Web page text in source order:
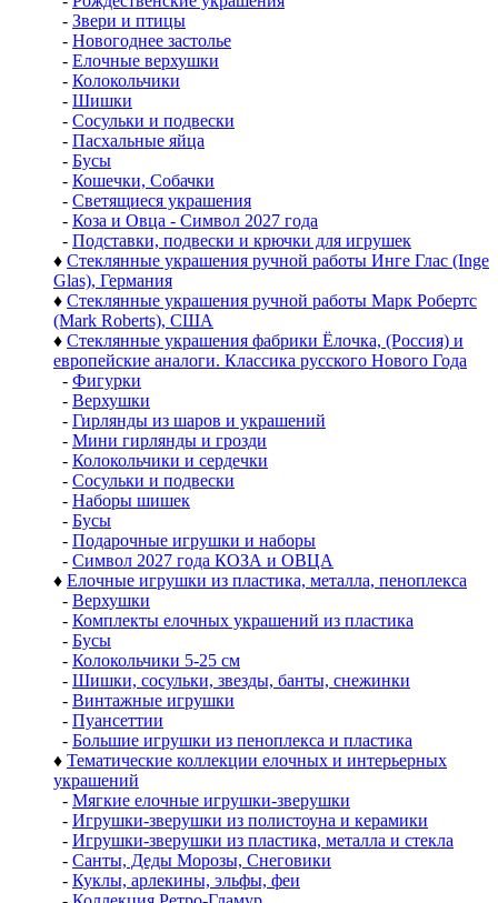
- Звери и птицы
- Новогоднее застолье
- Елочные верхушки
- Колокольчики
- Шишки
- Сосульки и подвески
- Пасхальные яйца
- Бусы
- Кошечки, Собачки
- Светящиеся украшения
- Коза и Овца - Символ 2027 года
- Подставки, подвески и крючки для игрушек
♦ Стеклянные украшения ручной работы Инге Глас (Inge
Glas), Германия
♦ Стеклянные украшения ручной работы Марк Робертс
(Mark Roberts), США
♦ Стеклянные украшения фабрики Ёлочка, (Россия) и
европейские аналоги. Классика русского Нового Года
- Фигурки
- Верхушки
- Гирлянды из шаров и украшений
- Мини гирлянды и грозди
- Колокольчики и сердечки
- Сосульки и подвески
- Наборы шишек
- Бусы
- Подарочные игрушки и наборы
- Символ 2027 года КОЗА и ОВЦА
♦ Елочные игрушки из пластика, металла, пеноплекса
- Верхушки
- Комплекты елочных украшений из пластика
- Бусы
- Колокольчики 5-25 см
- Шишки, сосульки, звезды, банты, снежинки
- Винтажные игрушки
- Пуансеттии
- Большие игрушки из пеноплекса и пластика
♦ Тематические коллекции елочных и интерьерных
украшений
- Мягкие елочные игрушки-зверушки
- Игрушки-зверушки из полистоуна и керамики
- Игрушки-зверушки из пластика, металла и стекла
- Санты, Деды Морозы, Снеговики
- Куклы, арлекины, эльфы, феи